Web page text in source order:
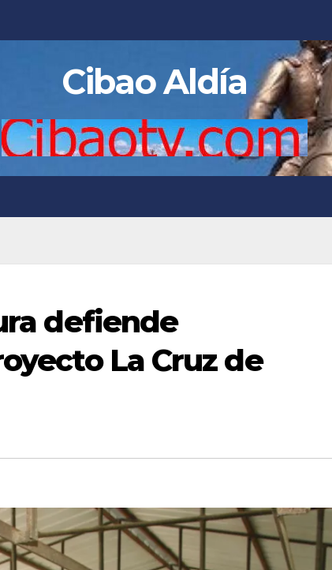
Cibao Aldía
defiende
La Cruz de